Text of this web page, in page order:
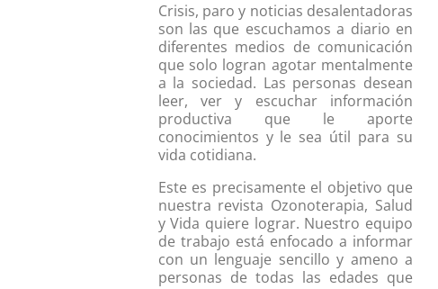
Crisis, paro y noticias desalentadoras
son las que escuchamos a diario en
diferentes medios de comunicación
que solo logran agotar mentalmente
a la sociedad. Las personas desean
leer, ver y escuchar información
productiva que le aporte
conocimientos y le sea útil para su
vida cotidiana.
Este es precisamente el objetivo que
nuestra revista Ozonoterapia, Salud
y Vida quiere lograr. Nuestro equipo
de trabajo está enfocado a informar
con un lenguaje sencillo y ameno a
personas de todas las edades que